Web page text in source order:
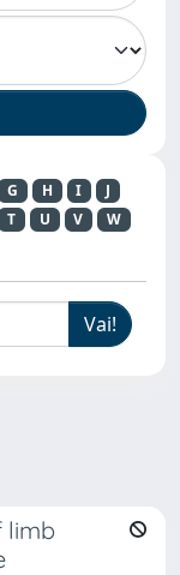
G H I
J
T U V
W
limb